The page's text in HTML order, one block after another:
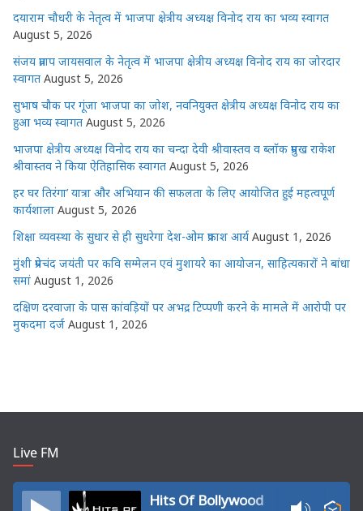
दयाराम चौधरी के नेतृत्व में भाजपा क्षेत्रीय अध्यक्ष विनोद राय का भव्य स्वागत
August 5, 2026
संजय प्रताप जायसवाल के नेतृत्व में भाजपा क्षेत्रीय अध्यक्ष विनोद राय का जोरदार
स्वागत August 5, 2026
सुभाष चौक पर गूंजा भाजपा का जोश, नवनियुक्त क्षेत्रीय अध्यक्ष विनोद राय का
हुआ भव्य स्वागत August 5, 2026
भाजपा क्षेत्रीय अध्यक्ष विनोद राय का चन्दा देवी श्रीवास्तव व ब्लॉक प्रमुख राकेश
श्रीवास्तव ने किया ऐतिहासिक स्वागत August 5, 2026
हर घर तिरंगा’ यात्रा और अभियान की सफलता के लिए आयोजित हुई महत्वपूर्ण
कार्यशाला August 5, 2026
शिक्षा व्यवस्था के सुधार से ही सुधरेगा देश-ओम प्रकाश आर्य August 1, 2026
मुंशी प्रेमचंद जयंती पर कवि सम्मेलन एवं मुशायरे का आयोजन, साहित्यकारों ने बांधा
समां August 1, 2026
दक्षिण दरवाजा के पास कांवड़ियों पर अभद्र टिप्पणी करने के मामले में आरोपी पर
मुकदमा दर्ज August 1, 2026
Live FM
Hits Of Bollywood